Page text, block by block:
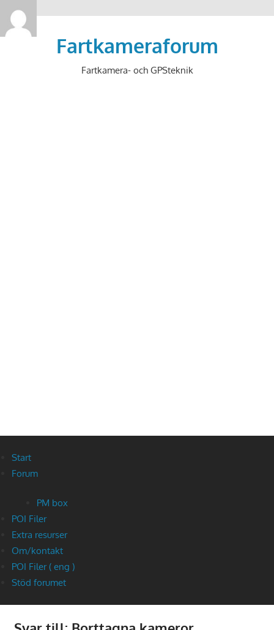
Hoppa
till
Fartkameraforum
Fartkamera- och GPSteknik
Start
Forum
PM box
POI Filer
Extra resurser
Om/kontakt
POI Filer ( eng )
Stöd forumet